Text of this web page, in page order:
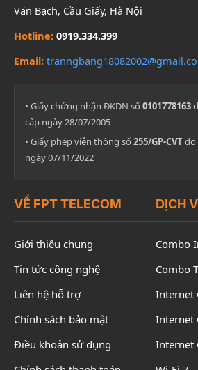
Văn Bạch, Cầu Giấy, Hà Nội
Hotline: 0919.334.399
Email:
• Giấy chứng nhận ĐKDN số 0101778163
cấp ngày 28/07/2005
• Giấy phép viễn thông số 255/GP-CVTdo
ngày 07/11/2022
VỀ FPT TELECOM
Giới thiệu chung
Tin tức công nghệ
Liên hệ hỗ trợ
Chính sách bảo mật
Điều khoản sử dụng
DỊCH
Combo
Combo
Internet
Internet
Internet